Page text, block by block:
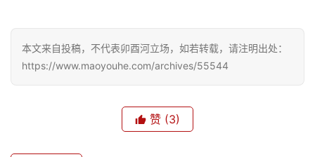
本文来自投稿，不代表卯酉河立场，如若转载，请注明出处：
https://www.maoyouhe.com/archives/55544
赞 (3)